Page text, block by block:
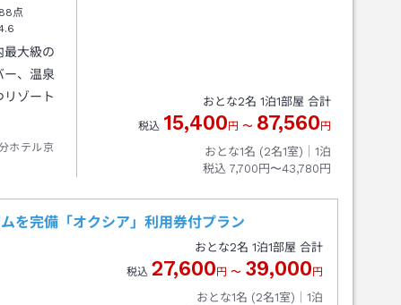
88点
最大級の
ー、温泉
リゾート
ホテル京
おとな2名 1泊1部屋 合計
税込 15,400 円 〜 87,560 円
おとな1名 (2名1室)｜ 1泊
税込 7,700円〜43,780円
を完備「オクシア」利用券付プラン
おとな2名 1泊1部屋 合計
税込 27,600 円 〜 39,000 円
おとな1名 (2名1室)｜ 1泊